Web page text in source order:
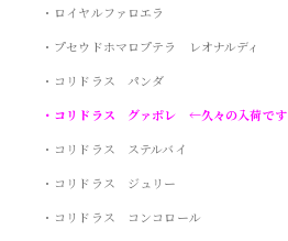
・ロイヤルファロエラ
・プセウドホマロプテラ レオナルディ
・コリドラス パンダ
・コリドラス グァポレ ←久々の入荷です
・コリドラス ステルバイ
・コリドラス ジュリー
・コリドラス コンコロール